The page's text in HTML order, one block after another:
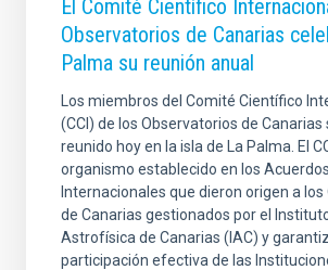
El Comité Científico
Observatorios de Canarias
Palma su reunión anual
Los miembros del Comité Científico
(CCI) de los Observatorios de Canarias
reunido hoy en la isla de La Palma. El
organismo establecido en los Acuerdos
Internacionales que dieron origen a
de Canarias gestionados por el
Astrofísica de Canarias (IAC) y
participación efectiva de las